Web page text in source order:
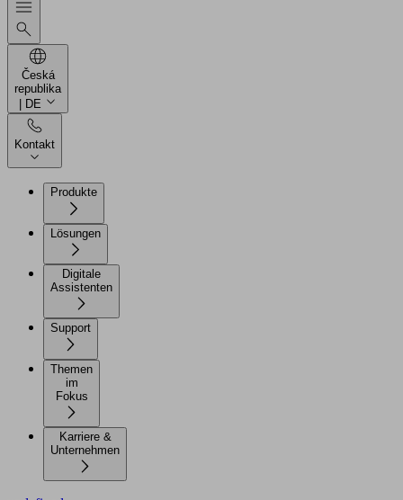
Česká
republika
| DE
Kontakt
Produkte
Lösungen
Digitale
Assistenten
Support
Themen
im
Karriere &
Unternehmen